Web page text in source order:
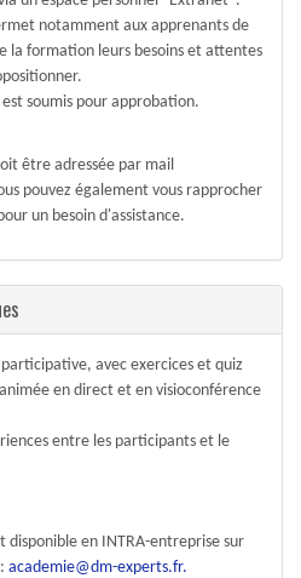
notamment aux apprenants de
la formation leurs besoins et attentes
soumis pour approbation.
être adressée par mail
pouvez également vous rapprocher
un besoin d'assistance.
avec exercices et quiz
en direct et en visioconférence
entre les participants et le
en INTRA-entreprise sur
academie@dm-experts.fr.